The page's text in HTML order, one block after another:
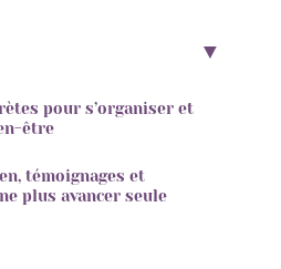
pour s’organiser et
être
témoignages et
plus avancer seule